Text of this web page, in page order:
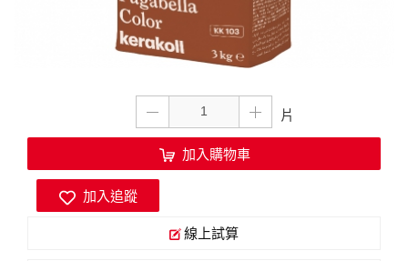
加入購物車
加入追蹤
線上試算